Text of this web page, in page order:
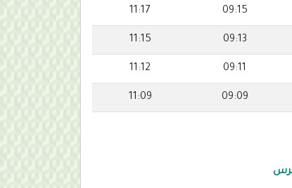
09:15
11:17
09:13
11:15
09:11
11:12
09:09
11:09